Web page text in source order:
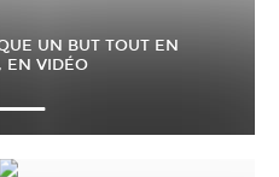
UN BUT TOUT EN
EN VIDÉO